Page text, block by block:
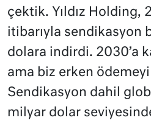
çektik. Yıldız Holding,
itibarıyla sendikasyon
dolara indirdi. 2030’a
ama biz erken
Sendikasyon dahil
milyar dolar